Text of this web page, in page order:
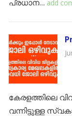
പ്രധാന… add
കേരളത്തിലെ
വന്നിട്ടുള്ള